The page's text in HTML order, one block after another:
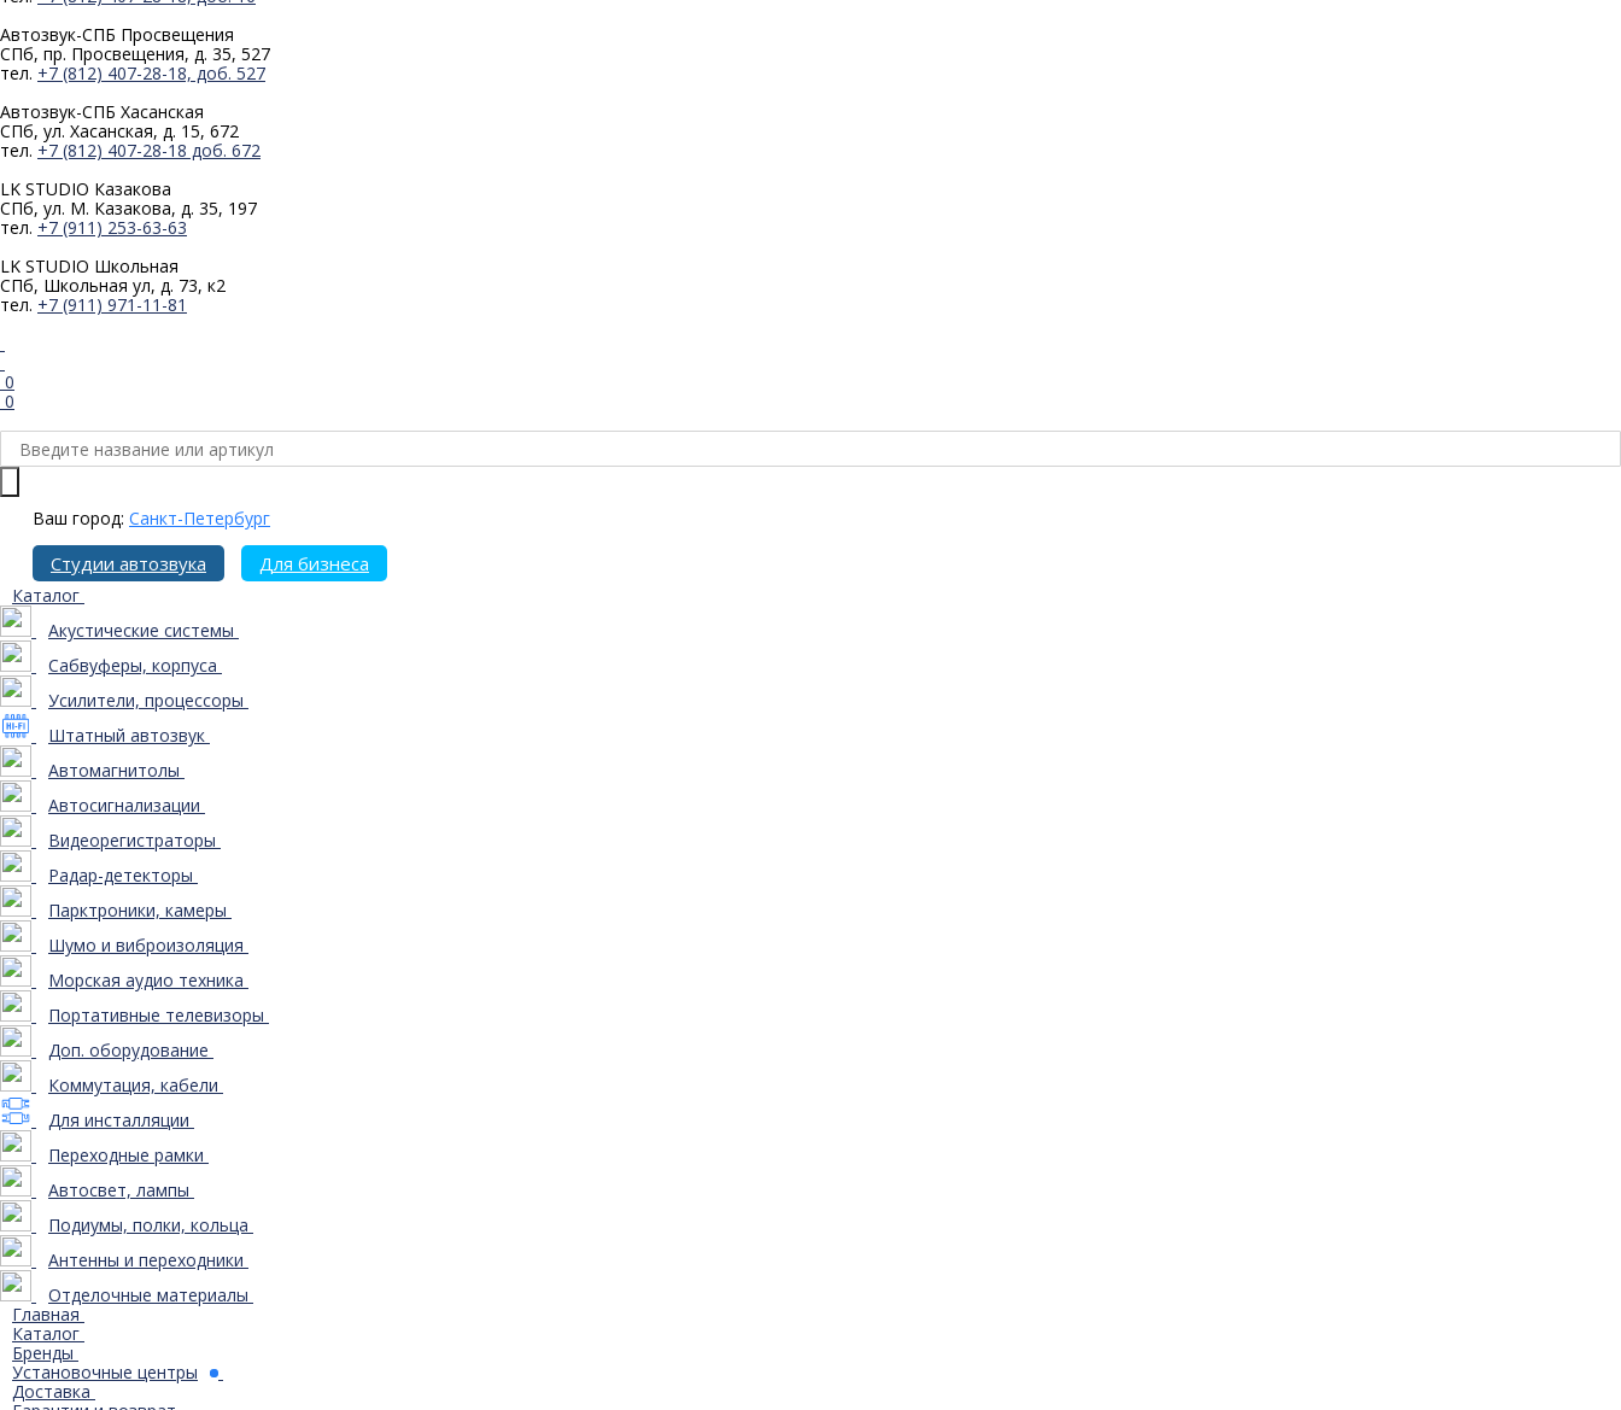
Автозвук-СПБ Просвещения
СПб, пр. Просвещения, д. 35, 527
тел. +7 (812) 407-28-18, доб. 527
Автозвук-СПБ Хасанская
СПб, ул. Хасанская, д. 15, 672
тел. +7 (812) 407-28-18 доб. 672
LK STUDIO Казакова
СПб, ул. М. Казакова, д. 35, 197
тел. +7 (911) 253-63-63
LK STUDIO Школьная
СПб, Школьная ул, д. 73, к2
тел. +7 (911) 971-11-81
0
0
Ваш город: Санкт-Петербург
Студии автозвука Для бизнеса
Каталог
Акустические системы
Сабвуферы, корпуса
Усилители, процессоры
Штатный автозвук
Автомагнитолы
Автосигнализации
Видеорегистраторы
Радар-детекторы
Парктроники, камеры
Шумо и виброизоляция
Морская аудио техника
Портативные телевизоры
Доп. оборудование
Коммутация, кабели
Для инсталляции
Переходные рамки
Автосвет, лампы
Подиумы, полки, кольца
Антенны и переходники
Отделочные материалы
Главная
Каталог
Бренды
Установочные центры
Доставка